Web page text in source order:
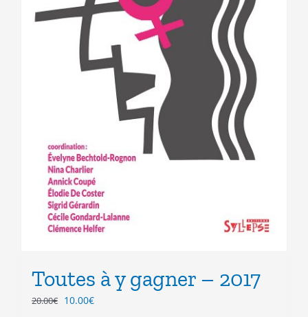
Toutes à y gagner – 2017
20.00€ Le
10.00€Le